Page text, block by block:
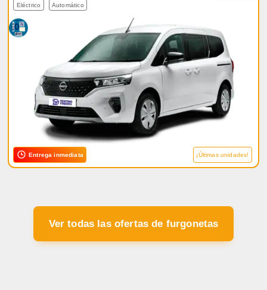
Eléctrico Automático
Entrega inmediata ¡Últimas unidades!
Ver todas las ofertas de furgonetas